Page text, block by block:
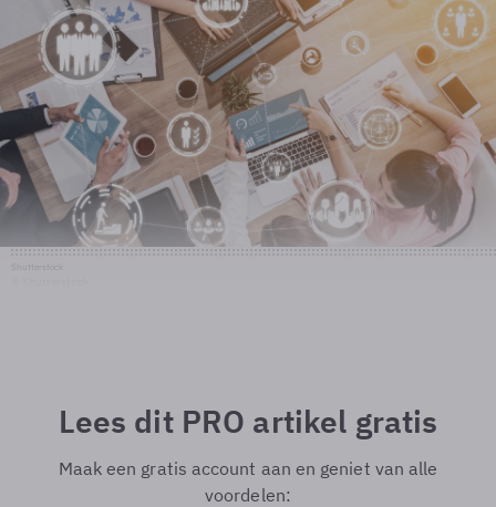
Lees dit PRO artikel gratis
Maak een gratis account aan en geniet van alle
voordelen: